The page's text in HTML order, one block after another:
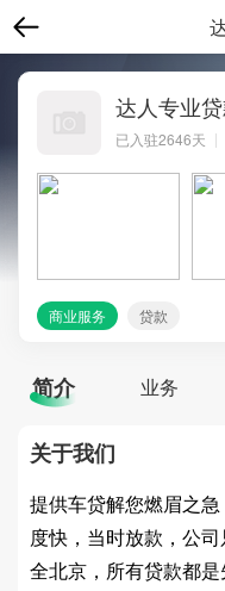
达人专业
已入驻2646天
商业服务 贷款
简介 业务
关于我们
提供车贷解您燃眉之
度快，当时‌‌放款，公
全北京，所有贷款都